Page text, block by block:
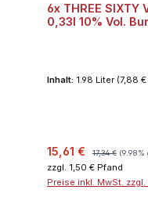
6x THREE SIXTY
0,33l 10% Vol.
Inhalt: 1.98 Liter (7,88 €
Verkaufspreis:
15,61 € 17,34 € (9.98%
zzgl. 1,50 € Pfand
Preise inkl. MwSt.